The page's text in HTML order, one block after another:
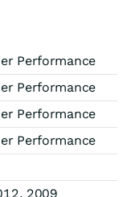
Performance
Performance
Performance
Performance
2009